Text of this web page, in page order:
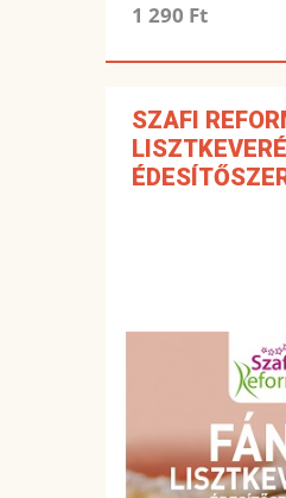
1 290 Ft
SZAFI